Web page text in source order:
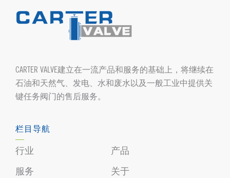
CARTER VALVE建立在一流产品和服务的基础上，将继续在
石油和天然气、发电、水和废水以及一般工业中提供关
键任务阀门的售后服务。
栏目导航
行业
产品
服务
关于